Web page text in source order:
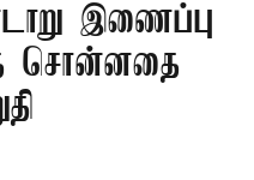
இணைப்பு
சொன்னதை